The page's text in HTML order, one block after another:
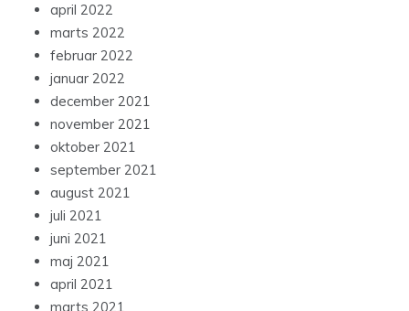
april 2022
marts 2022
februar 2022
januar 2022
december 2021
november 2021
oktober 2021
september 2021
august 2021
juli 2021
juni 2021
maj 2021
april 2021
marts 2021